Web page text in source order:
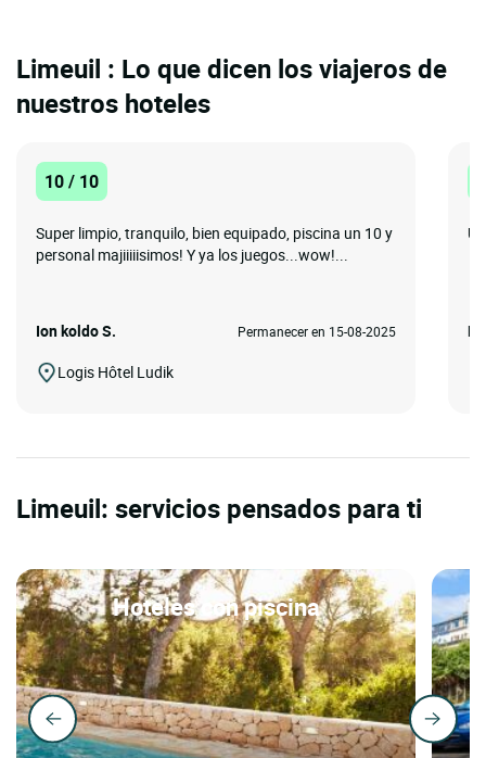
Limeuil : Lo que dicen los viajeros de
nuestros hoteles
10 / 10
Super limpio, tranquilo, bien equipado, piscina un 10 y
personal majiiiiisimos! Y ya los juegos...wow!...
Ion koldo S. Permanecer en 15-08-2025
Logis Hôtel Ludik
Limeuil: servicios pensados para ti
Hoteles con piscina